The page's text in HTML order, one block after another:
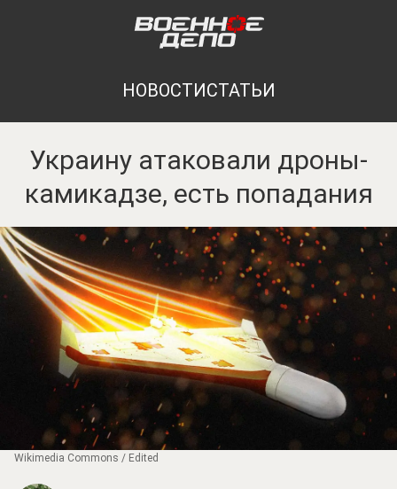
НОВОСТИСТАТЬИ
Украину атаковали дроны-
камикадзе, есть попадания
Wikimedia Commons / Edited